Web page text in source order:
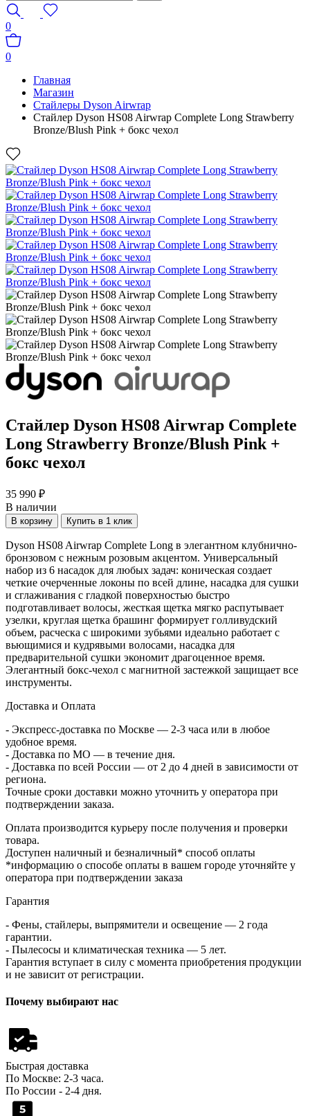
0
0
Главная
Магазин
Стайлеры Dyson Airwrap
Стайлер Dyson HS08 Airwrap Complete Long Strawberry
Bronze/Blush Pink + бокс чехол
Стайлер Dyson HS08 Airwrap Complete
Long Strawberry Bronze/Blush Pink +
бокс чехол
35 990 ₽
В наличии
В корзину Купить в 1 клик
Dyson HS08 Airwrap Complete Long в элегантном клубнично-
бронзовом с нежным розовым акцентом. Универсальный
набор из 6 насадок для любых задач: коническая создает
четкие очерченные локоны по всей длине, насадка для сушки
и сглаживания с гладкой поверхностью быстро
подготавливает волосы, жесткая щетка мягко распутывает
узелки, круглая щетка брашинг формирует голливудский
объем, расческа с широкими зубьями идеально работает с
вьющимися и кудрявыми волосами, насадка для
предварительной сушки экономит драгоценное время.
Элегантный бокс-чехол с магнитной застежкой защищает все
инструменты.
Доставка и Оплата
- Экспресс-доставка по Москве — 2-3 часа или в любое
удобное время.
- Доставка по МО — в течение дня.
- Доставка по всей России — от 2 до 4 дней в зависимости от
региона.
Точные сроки доставки можно уточнить у оператора при
подтверждении заказа.
Оплата производится курьеру после получения и проверки
товара.
Доступен наличный и безналичный* способ оплаты
*информацию о способе оплаты в вашем городе уточняйте у
оператора при подтверждении заказа
Гарантия
- Фены, стайлеры, выпрямители и освещение — 2 года
гарантии.
- Пылесосы и климатическая техника — 5 лет.
Гарантия вступает в силу с момента приобретения продукции
и не зависит от регистрации.
Почему выбирают нас
Быстрая доставка
По Москве: 2-3 часа.
По России - 2-4 дня.